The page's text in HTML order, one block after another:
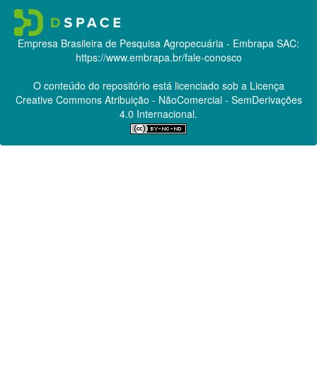
Empresa Brasileira de Pesquisa Agropecuária - Embrapa SAC:
https://www.embrapa.br/fale-conosco
O conteúdo do repositório está licenciado sob a Licença
Creative CommonsAtribuição - NãoComercial - SemDerivações
4.0 Internacional.